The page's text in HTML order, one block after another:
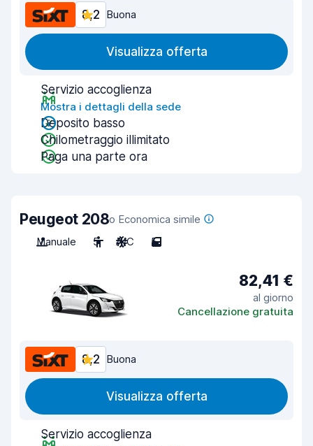
8,2 Buona
Visualizza offerta
Servizio accoglienza
Mostra i dettagli della sede
Deposito basso
Chilometraggio illimitato
Paga una parte ora
Peugeot 208o Economica simile
Manuale
5 A/C 5
82,41 €
al giorno
Cancellazione gratuita
8,2 Buona
Visualizza offerta
Servizio accoglienza